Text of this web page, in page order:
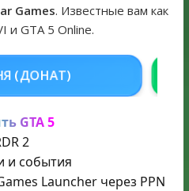
Games. Известные вам как
и GTA 5 Online.
КУПИТЬ GTA 5
GTA 5
2
и события
Launcher через PPN